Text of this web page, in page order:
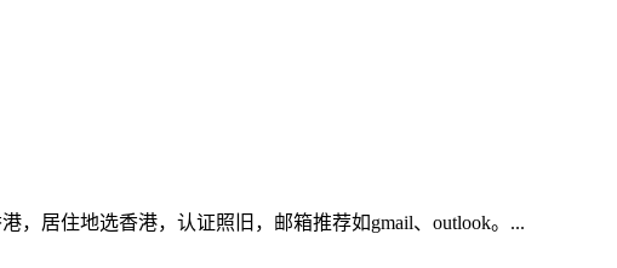
，居住地选香港，认证照旧，邮箱推荐如gmail、outlook。...